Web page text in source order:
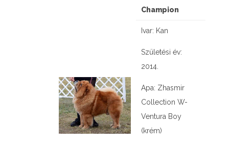
Champion
Ivar: Kan
Születési év:
2014.
Apa: Zhasmir
Collection W-
Ventura Boy
(krém)